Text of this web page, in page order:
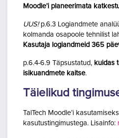
Moodle’i planeerimata
UUS!p.6.3 Logiandmete
kolmanda osapoole tehnilist
Kasutaja logiandmeid 365
p.6.4-6.9 Täpsustatud, kuidas
isikuandmete kaitse.
Täielikud
TalTech Moodle’i
kasutustingimustega. Lisainfo: